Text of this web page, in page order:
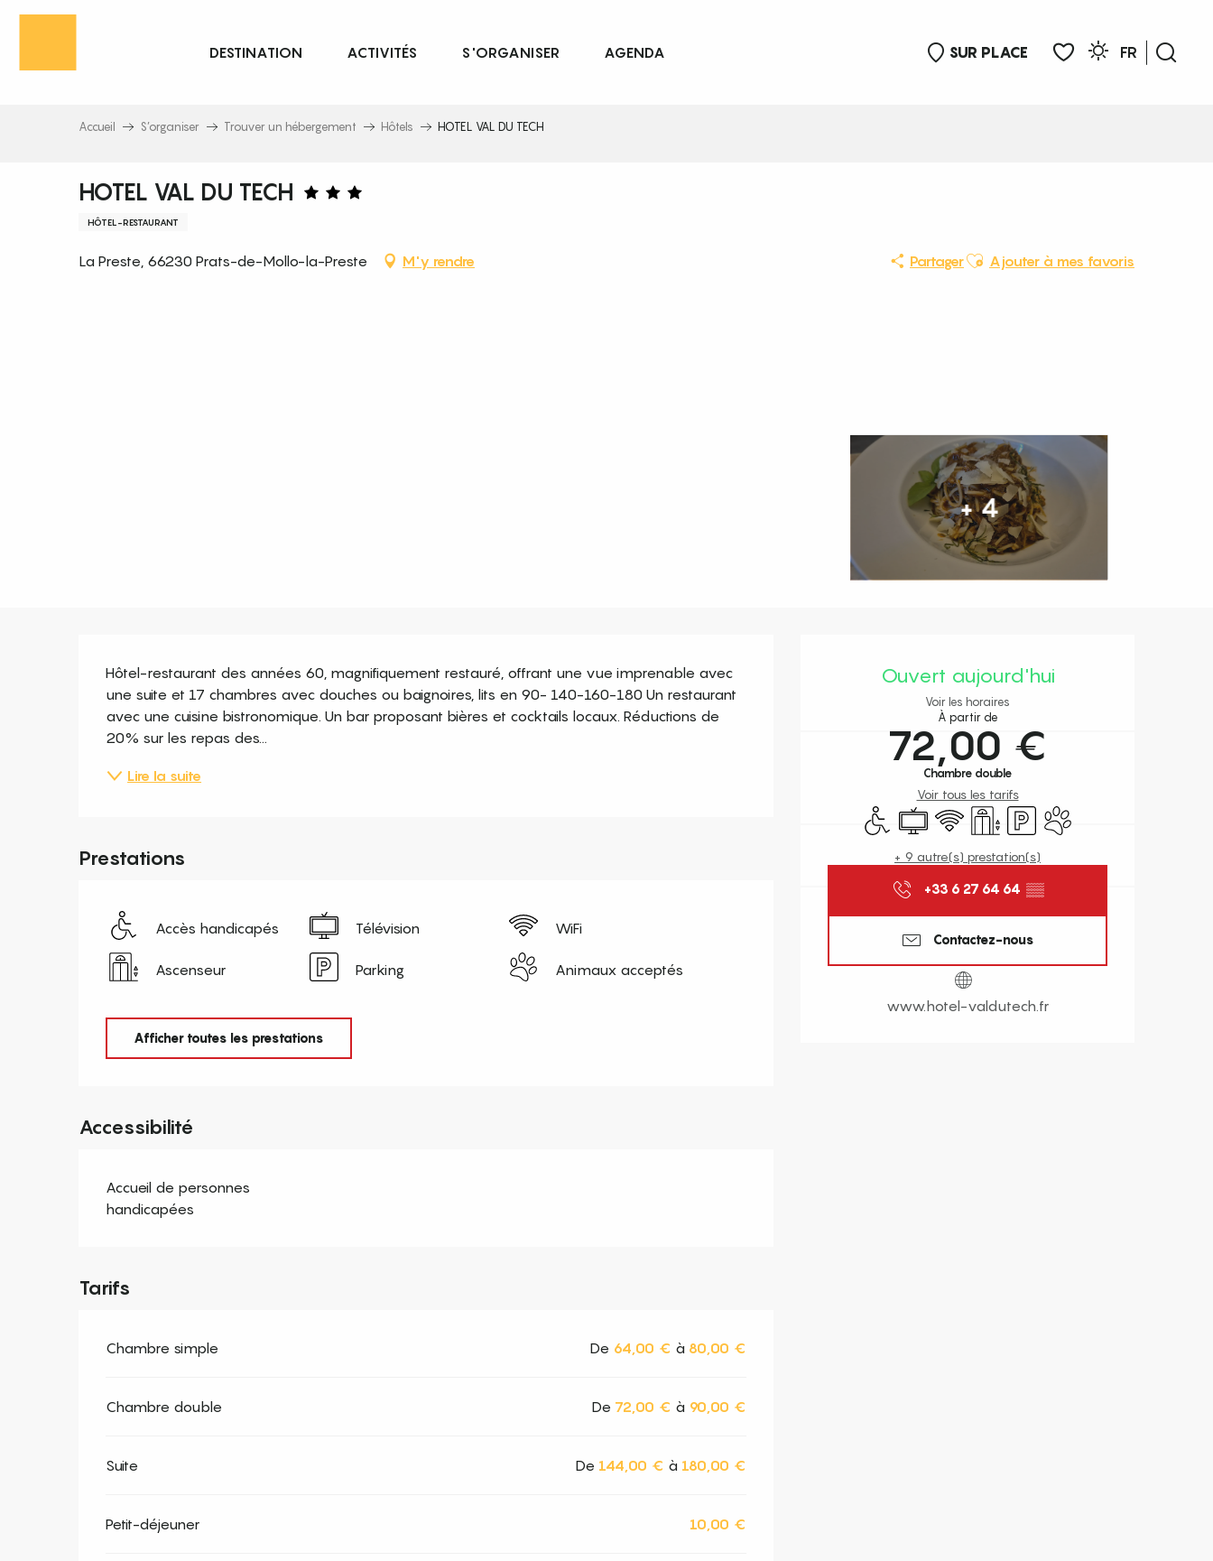
Aller
principal
SUR PLACE
FR
DESTINATION ACTIVITÉS S'ORGANISER AGENDA
Accueil S’organiser Trouver un hébergement Hôtels HOTEL VAL DU TECH
HOTEL VAL DU TECH
HÔTEL-RESTAURANT
La Preste, 66230 Prats-de-Mollo-la-Preste M'y rendre PartagerAjouter aux favoris
Ajouter à mes favoris
+ 4
Ouvert aujourd'hui
Voir les horaires
À partir de
72,00 €
Chambre double
Voir tous les tarifs
Accès handicapés
Télévision
WiFi Ascenseur
ParkingAnimaux acceptés
+ 9 autre(s) prestation(s)
+33 6 27 64 64 ▒▒
Contactez-nous
www.hotel-valdutech.fr
Description
Hôtel-restaurant des années 60, magnifiquement restauré, offrant une vue imprenable avec
une suite et 17 chambres avec douches ou baignoires, lits en 90- 140-160-180 Un restaurant
avec une cuisine bistronomique. Un bar proposant bières et cocktails locaux. Réductions de
20% sur les repas des...
Lire la suite
Prestations
Accès handicapés Télévision WiFi
Ascenseur Parking Animaux acceptés
Afficher toutes les prestations
Accessibilité
Accueil de personnes
handicapées
Tarifs
Chambre simple De 64,00 € à 80,00 €
Chambre double De 72,00 € à 90,00 €
Suite De 144,00 € à 180,00 €
Petit-déjeuner 10,00 €